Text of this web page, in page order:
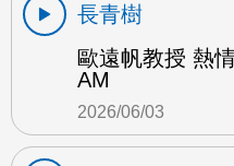
長青樹
歐遠帆教授 熱
AM
2026/06/03